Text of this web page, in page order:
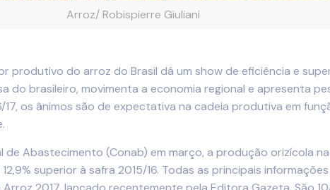
Arroz/ Robispierre Giuliani
produtivo do arroz do Brasil dá um show de eficiência e
do brasileiro, movimenta a economia regional e apresenta
os ânimos são de expectativa na cadeia produtiva em
Abastecimento (Conab) em março, a produção orizícola
superior à safra 2015/16. Todas as principais